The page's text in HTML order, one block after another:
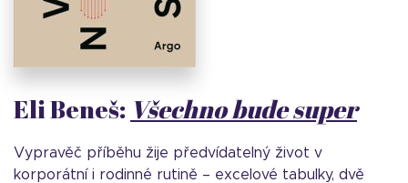
Eli Beneš: Všechno bude super
Vypravěč příběhu žije předvídatelný život v
korporátní i rodinné rutině – excelové tabulky, dvě